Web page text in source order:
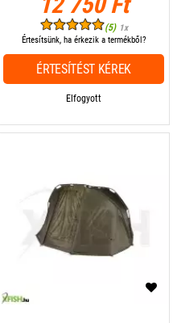
(5) 1x
Elfogyott
Értesítsünk, ha érkezik a termékből?
ÉRTESÍTÉST KÉREK